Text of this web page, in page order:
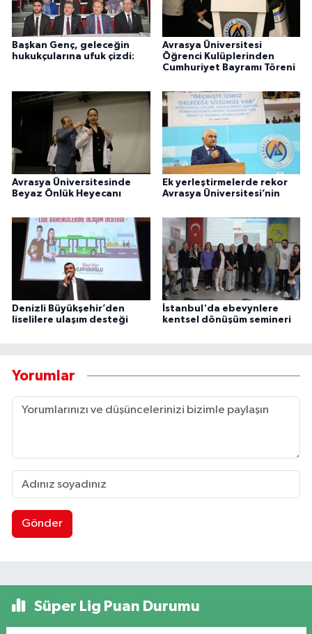
Başkan Genç, geleceğin
hukukçularına ufuk çizdi:
Avrasya Üniversitesi
Öğrenci Kulüplerinden
Cumhuriyet Bayramı Töreni
Avrasya Üniversitesinde
Beyaz Önlük Heyecanı
Ek yerleştirmelerde rekor
Avrasya Üniversitesi’nin
Denizli Büyükşehir’den
liselilere ulaşım desteği
İstanbul'da ebevynlere
kentsel dönüşüm semineri
Yorumlar
Gönder
Süper Lig Puan Durumu